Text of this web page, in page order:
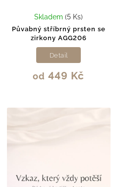
Půvabný stříbrný prsten se
zirkony AGG206
Skladem(5 Ks)
od 449 Kč
Detail